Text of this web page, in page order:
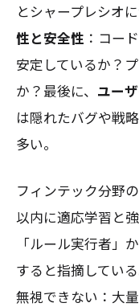
とシャープレシオ
性と安全性 ：コー
安定しているか？
か？最後に、 ユー
は隠れたバグや戦
多い。
フィンテック分野
以内に適応学習と
「ルール実行者」
すると指摘してい
無視できない：大